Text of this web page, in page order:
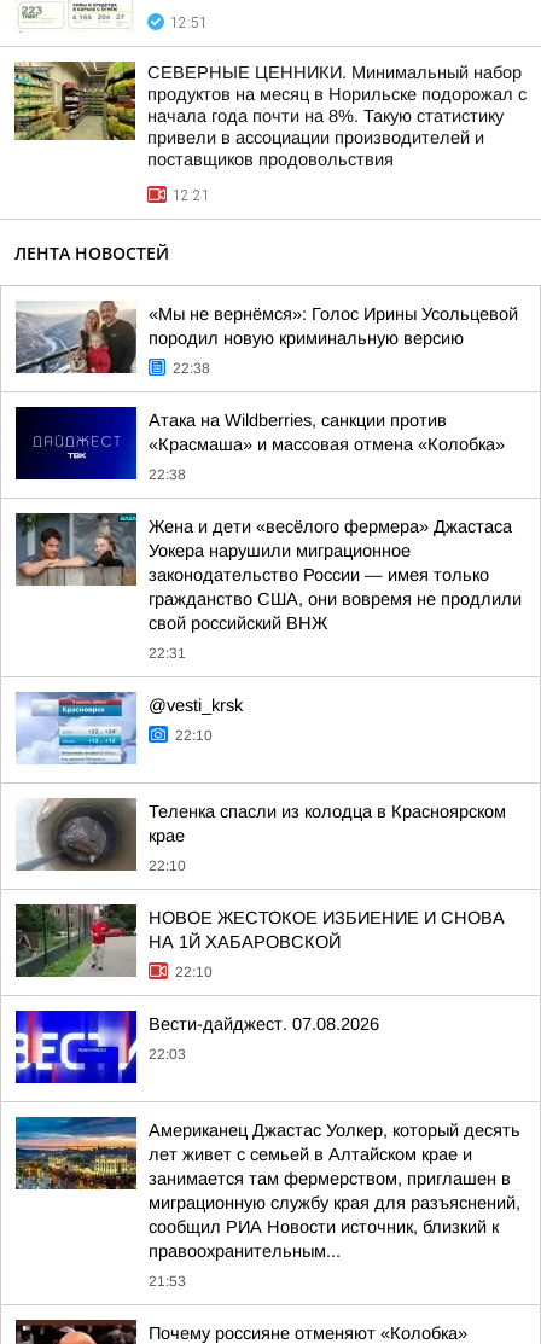
12:51
СЕВЕРНЫЕ ЦЕННИКИ. Минимальный набор
продуктов на месяц в Норильске подорожал с
начала года почти на 8%. Такую статистику
привели в ассоциации производителей и
поставщиков продовольствия
12:21
ЛЕНТА НОВОСТЕЙ
«Мы не вернёмся»: Голос Ирины Усольцевой
породил новую криминальную версию
22:38
Атака на Wildberries, санкции против
«Красмаша» и массовая отмена «Колобка»
22:38
Жена и дети «весёлого фермера» Джастаса
Уокера нарушили миграционное
законодательство России — имея только
гражданство США, они вовремя не продлили
свой российский ВНЖ
22:31
@vesti_krsk
22:10
Теленка спасли из колодца в Красноярском
крае
22:10
НОВОЕ ЖЕСТОКОЕ ИЗБИЕНИЕ И СНОВА
НА 1Й ХАБАРОВСКОЙ
22:10
Вести-дайджест. 07.08.2026
22:03
Американец Джастас Уолкер, который десять
лет живет с семьей в Алтайском крае и
занимается там фермерством, приглашен в
миграционную службу края для разъяснений,
сообщил РИА Новости источник, близкий к
правоохранительным...
21:53
Почему россияне отменяют «Колобка»